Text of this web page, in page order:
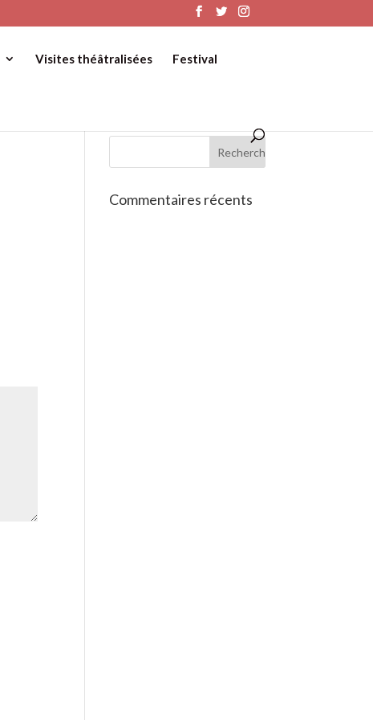
Visites théâtralisées Festival
Commentaires récents